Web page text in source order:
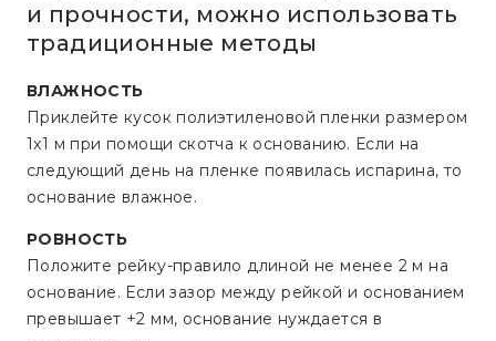
и прочности, можно использовать
традиционные методы
ВЛАЖНОСТЬ
Приклейте кусок полиэтиленовой пленки размером
1х1 м при помощи скотча к основанию. Если на
следующий день на пленке появилась испарина, то
основание влажное.
РОВНОСТЬ
Положите рейку-правило длиной не менее 2 м на
основание. Если зазор между рейкой и основанием
превышает +2 мм, основание нуждается в